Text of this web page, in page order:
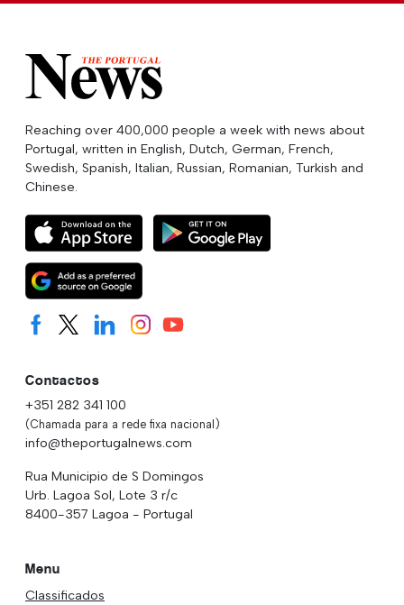
Reaching over 400,000 people a week with news about
Portugal, written in English, Dutch, German, French,
Swedish, Spanish, Italian, Russian, Romanian, Turkish and
Chinese.
Contactos
+351 282 341 100
(Chamada para a rede fixa nacional)
info@theportugalnews.com
Rua Municipio de S Domingos
Urb. Lagoa Sol, Lote 3 r/c
8400-357 Lagoa - Portugal
Menu
Classificados